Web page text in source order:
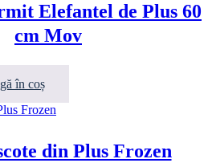
Elefantel de Plus 60
cm Mov
în coș
din Plus Frozen